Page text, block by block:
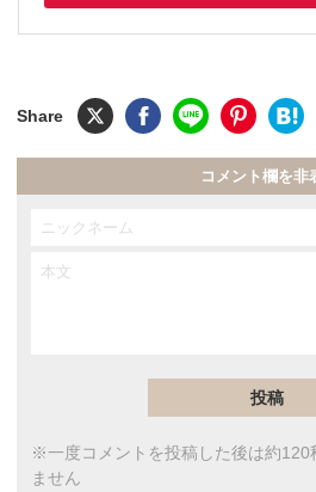
コメント欄を非
※一度コメントを投稿した後は約120
ません